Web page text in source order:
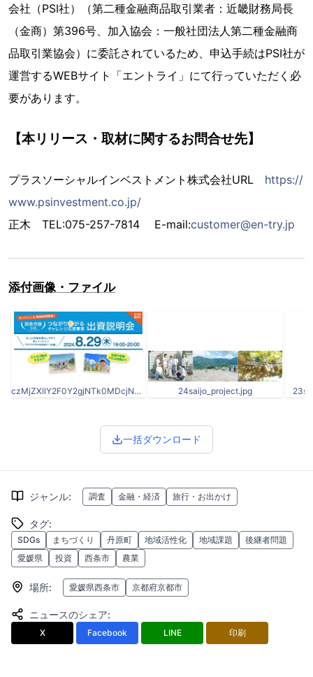
会社（PSI社）（第二種金融商品取引業者：近畿財務局長
（金商）第396号、加入協会：一般社団法人第二種金融商
品取引業協会）に委託されているため、申込手続はPSI社が
運営するWEBサイト「エントライ」にて行っていただく必
要があります。
【本リリース・取材に関するお問合せ先】
プラスソーシャルインベストメント株式会社URL https://
www.psinvestment.co.jp/
正木 TEL:075-257-7814 E-mail:customer@en-try.jp
添付画像・ファイル
czMjZXllY2F0Y2gjNTk0MDcjNTk0MDdfeEVYcm9lbldsZy5qcGc.jpg 24saijo_project.jpg
一括ダウンロード
ジャンル: 調査 金融・経済 旅行・お出かけ
タグ:
SDGs まちづくり 丹原町 地域活性化 地域課題
後継者問題
愛媛県
投資 西条市 農業
場所: 愛媛県西条市 京都府京都市
ニュースのシェア:
X Facebook LINE 印刷